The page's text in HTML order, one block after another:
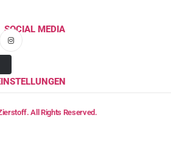
SOCIAL MEDIA
All Rights Reserved.